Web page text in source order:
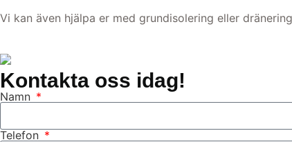
Vi kan även hjälpa er med grundisolering eller
Kontakta oss idag!
Namn
Telefon